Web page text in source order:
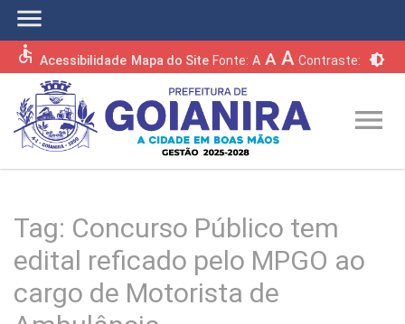
menu
accessible Acessibilidade Mapa do Site Fonte: A A A Contraste: brightness_6
menu
Tag: Concurso Público tem
edital reficado pelo MPGO ao
cargo de Motorista de